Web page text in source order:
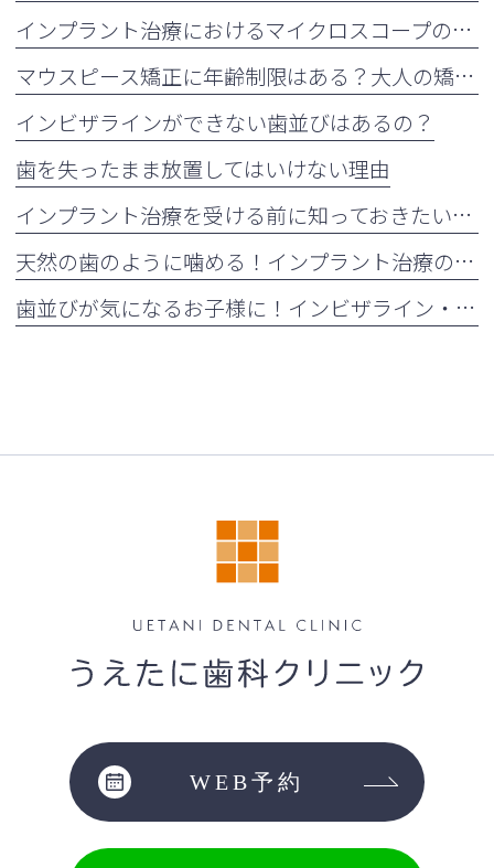
インプラント治療におけるマイクロスコープの活用について
マウスピース矯正に年齢制限はある？大人の矯正治療が増えている理由も解説
インビザラインができない歯並びはあるの？
歯を失ったまま放置してはいけない理由
インプラント治療を受ける前に知っておきたい注意点
天然の歯のように噛める！インプラント治療の5つのメリット
歯並びが気になるお子様に！インビザライン・ファーストとは？
WEB予約